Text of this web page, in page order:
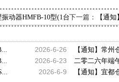
振动器HMFB-10型(1台)已发，请杨经
下一篇： 【通
2026-6-26
【通知】常州
2026-6-23 二零二六年端
2026-6-9 【通知】宜都